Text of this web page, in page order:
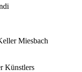
Miesbach
Künstlers